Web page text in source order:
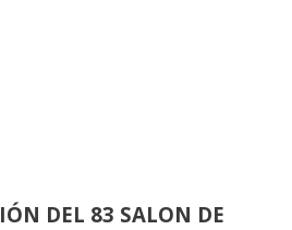
DEL 83 SALON DE